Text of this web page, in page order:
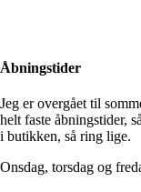
Åbningstider
Jeg er overgået til
helt faste åbningstider,
i butikken, så ring lige.
Onsdag, torsdag og